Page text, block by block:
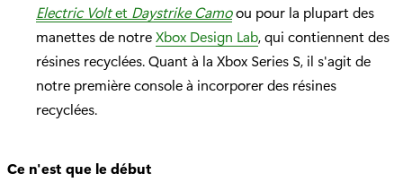
Electric Voltet Daystrike Camoou pour la plupart des
manettes de notreXbox Design Lab, qui contiennent des
résines recyclées. Quant à la Xbox Series S, il s'agit de
notre première console à incorporer des résines
recyclées.
Ce n'est que le début